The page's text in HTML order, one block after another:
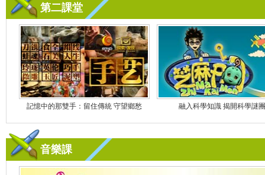
第二課堂
記憶中的那雙手：留住傳統 守望鄉愁 融入科學知識 揭開科學謎團
音樂課